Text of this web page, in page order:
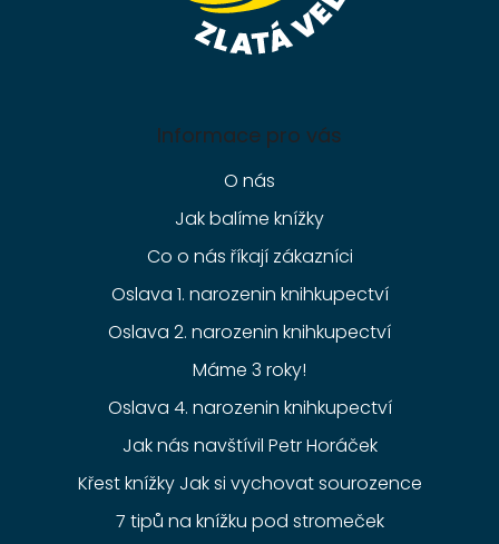
Informace pro vás
O nás
Jak balíme knížky
Co o nás říkají zákazníci
Oslava 1. narozenin knihkupectví
Oslava 2. narozenin knihkupectví
Máme 3 roky!
Oslava 4. narozenin knihkupectví
Jak nás navštívil Petr Horáček
Křest knížky Jak si vychovat sourozence
7 tipů na knížku pod stromeček